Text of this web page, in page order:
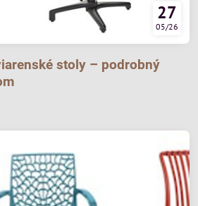
27
05/26
stoly – podrobný